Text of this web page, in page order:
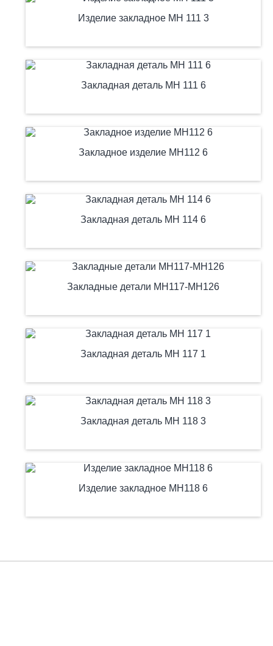
Изделие закладное МН 111 3
Закладная деталь МН 111 6
Закладное изделие МН112 6
Закладная деталь МН 114 6
Закладные детали МН117-МН126
Закладная деталь МН 117 1
Закладная деталь МН 118 3
Изделие закладное МН118 6